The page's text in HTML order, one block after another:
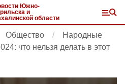
Южно-
и
области
Общество
Народные
что нельзя делать в этот